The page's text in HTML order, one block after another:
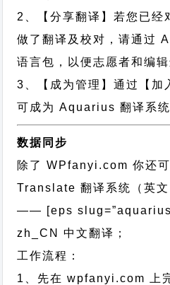
2、【分享翻译】若您已
做了翻译及校对，请通过
语言包，以便志愿者和编辑
3、【成为管理】通过【加
可成为 Aquarius 翻译系统
数据同步
除了 WPfanyi.com 你还
Translate 翻译系统（英
—— [eps
zh_CN
中文翻译；
工作流程：
1、先在 wpfanyi.com 上